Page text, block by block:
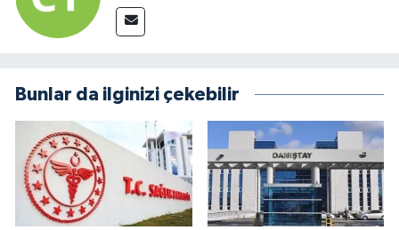
Bunlar da ilginizi çekebilir